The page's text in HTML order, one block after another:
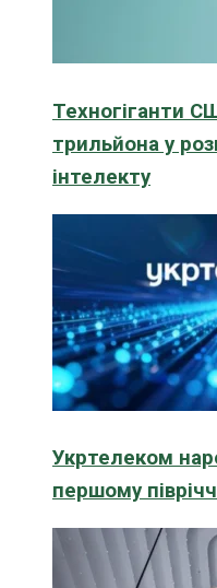
Техногіганти
трильйона у
інтелекту
Укртелеком
першому